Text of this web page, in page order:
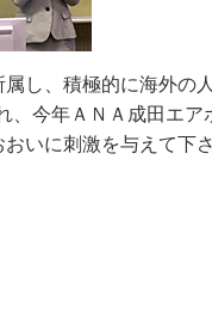
し、積極的に海外の
、今年ＡＮＡ成田エア
いに刺激を与えて下さ